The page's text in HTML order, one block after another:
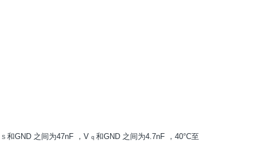
S 和GND 之间为47nF ，V q 和GND 之间为4.7nF ，40°C至